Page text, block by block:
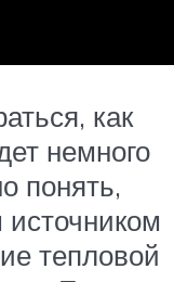
как
немного
понять,
тепловой